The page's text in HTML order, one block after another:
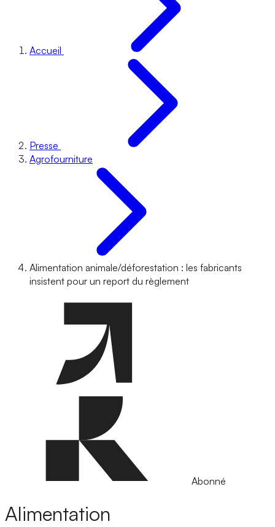
Accueil
Presse
Agrofourniture
Alimentation animale/déforestation : les fabricants
insistent pour un report du règlement
Abonné
Alimentation